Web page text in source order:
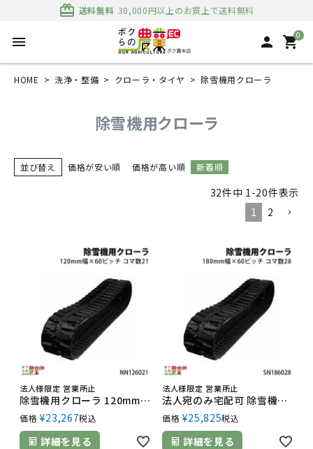
card_giftcard 送料無料 30,000円以上のお買上で送料無料
menu person 0
shopping_cart
HOME 洗浄・整備 クローラ・タイヤ 除雪機用クローラ
除雪機用クローラ
並び替え 価格が安い順 価格が高い順 新着順
32件中 1-20件表示
1
2
法人様限定 営業所止
除雪機用クローラ 120mm幅×60ピッチ コマ数21 [NN1260] NN126021 1本
価格 ¥23,267税込
詳細を見る
法人様限定 営業所止
法人宛のみ宅配可 除雪機用クローラ 180mm幅×60ピッチ コマ数28 [SN1860] SN186028 1本
価格 ¥25,825税込
詳細を見る